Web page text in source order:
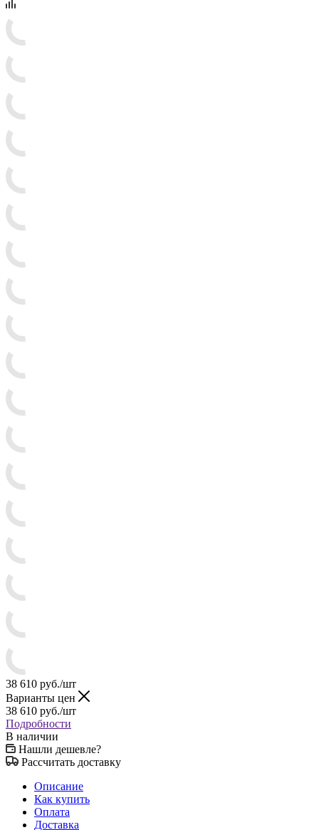
38 610 руб./шт
Варианты цен
38 610 руб./шт
Подробности
В наличии
Нашли дешевле?
Рассчитать доставку
Описание
Как купить
Оплата
Доставка